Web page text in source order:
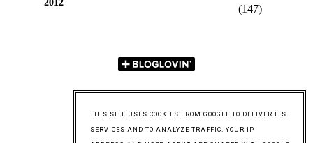
(147)
THIS SITE USES COOKIES FROM GOOGLE TO DELIVER ITS
SERVICES AND TO ANALYZE TRAFFIC. YOUR IP